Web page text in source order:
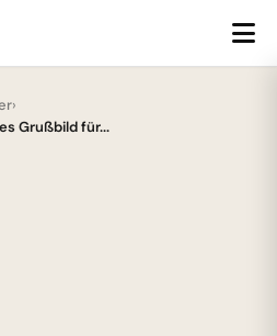
›
Grußbild für...